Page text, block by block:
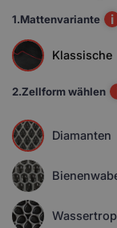
1.Mattenvariante i
Klassische
2.Zellform wählen
Diamanten